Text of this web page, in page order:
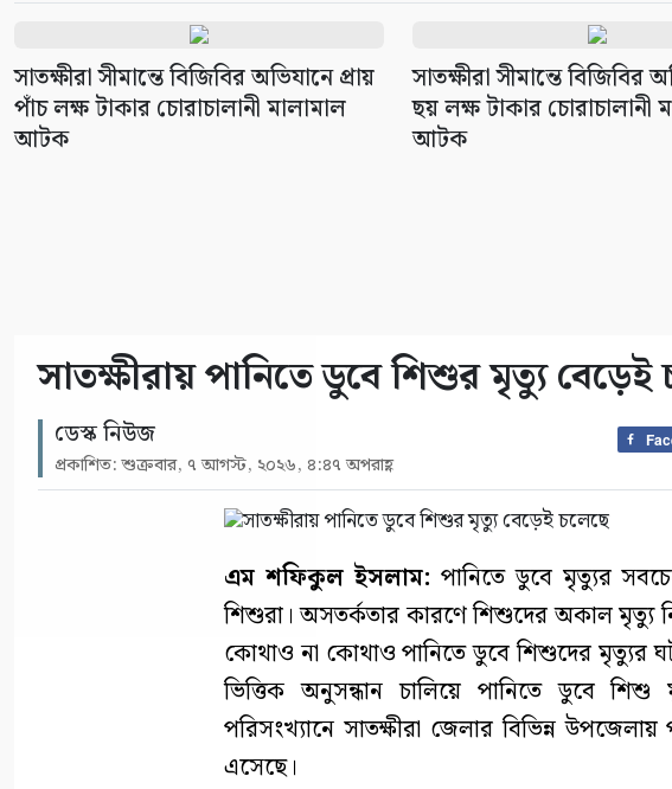
সাতক্ষীরা সীমান্তে বিজিবির অভিযানে প্রায়
পাঁচ লক্ষ টাকার চোরাচালানী মালামাল
আটক
সাতক্ষীরা সীমান্তে বিজিবির
ছয় লক্ষ টাকার চোরাচালানী
আটক
সাতক্ষীরায় পানিতে ডুবে শিশুর মৃত্যু বেড়েই
ডেস্ক নিউজ
প্রকাশিত: শুক্রবার, ৭ আগস্ট, ২০২৬, ৪:৪৭ অপরাহ্ণ
এম শফিকুল ইসলাম: পানিতে ডুবে মৃত্যুর
শিশুরা। অসতর্কতার কারণে শিশুদের অকাল মৃত্যু
কোথাও না কোথাও পানিতে ডুবে শিশুদের মৃত্যুর
ভিত্তিক অনুসন্ধান চালিয়ে পানিতে ডুবে শিশু
পরিসংখ্যানে সাতক্ষীরা জেলার বিভিন্ন
এসেছে।